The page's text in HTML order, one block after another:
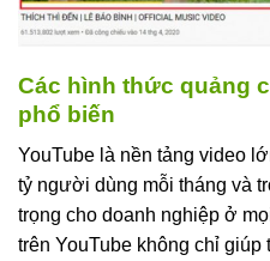
Các hình thức quảng
phổ biến
YouTube là nền tảng video
tỷ người dùng mỗi tháng và
trọng cho doanh nghiệp ở
trên YouTube không chỉ